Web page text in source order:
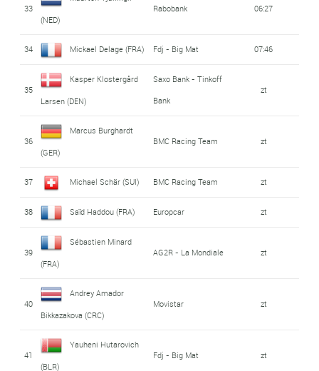
33
(NED)
Rabobank 06:27
34 Mickael Delage (FRA) Fdj - Big Mat 07:46
35
Kasper Klostergård
Larsen (DEN)
Saxo Bank - Tinkoff
Bank
zt
36
Marcus Burghardt
(GER)
BMC Racing Team zt
37 Michael Schär (SUI) BMC Racing Team zt
38 Saïd Haddou (FRA) Europcar zt
39
Sébastien Minard
(FRA)
AG2R - La Mondiale zt
40
Andrey Amador
Bikkazakova (CRC)
Movistar zt
41
Yauheni Hutarovich
(BLR)
Fdj - Big Mat zt